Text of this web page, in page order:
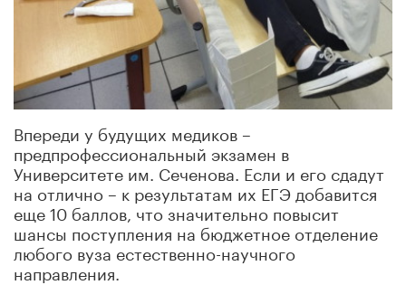
Впереди у будущих медиков –
предпрофессиональный экзамен в
Университете им. Сеченова. Если и его сдадут
на отлично – к результатам их ЕГЭ добавится
еще 10 баллов, что значительно повысит
шансы поступления на бюджетное отделение
любого вуза естественно-научного
направления.